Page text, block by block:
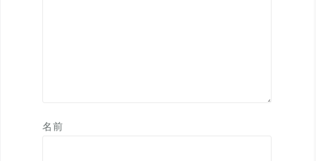
名前